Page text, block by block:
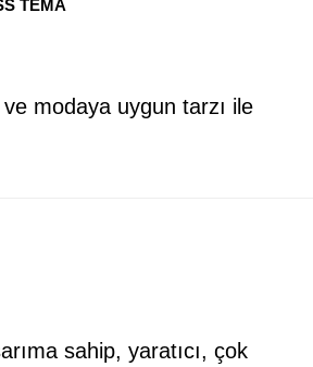
TEMA
modaya uygun tarzı ile
sahip, yaratıcı, çok